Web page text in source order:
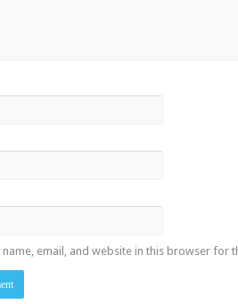
name, email, and website in this browser for